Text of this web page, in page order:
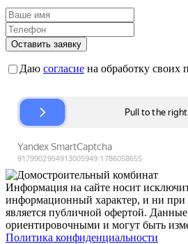
Оставить заявку
Даю согласие на обработку своих
Информация на сайте носит
информационный характер, и ни при
является публичной офертой.
ориентировочными и могут быть
Политика конфиденциальности